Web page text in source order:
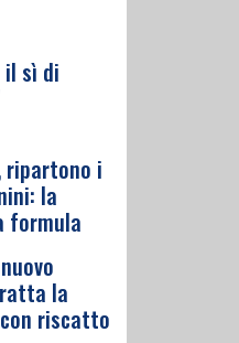
il sì di
ripartono i
la
formula
la
riscatto